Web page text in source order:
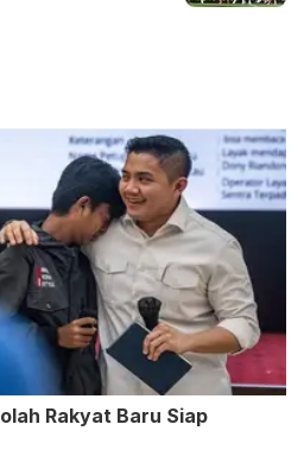
Rakyat Baru Siap